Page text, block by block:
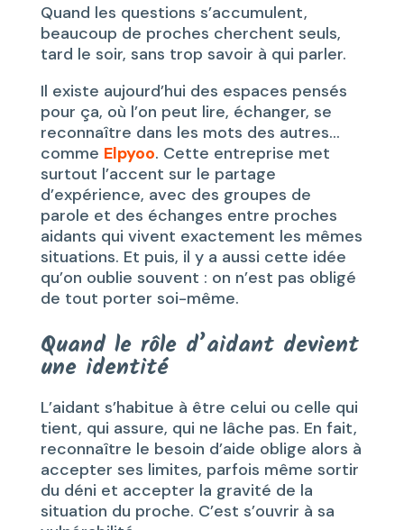
Quand les questions s’accumulent,
beaucoup de proches cherchent seuls,
tard le soir, sans trop savoir à qui parler.
Il existe aujourd’hui des espaces pensés
pour ça, où l’on peut lire, échanger, se
reconnaître dans les mots des autres…
comme Elpyoo. Cette entreprise met
surtout l’accent sur le partage
d’expérience, avec des groupes de
parole et des échanges entre proches
aidants qui vivent exactement les mêmes
situations. Et puis, il y a aussi cette idée
qu’on oublie souvent : on n’est pas obligé
de tout porter soi-même.
Quand le rôle d’aidant devient
une identité
L’aidant s’habitue à être celui ou celle qui
tient, qui assure, qui ne lâche pas. En fait,
reconnaître le besoin d’aide oblige alors à
accepter ses limites, parfois même sortir
du déni et accepter la gravité de la
situation du proche. C’est s’ouvrir à sa